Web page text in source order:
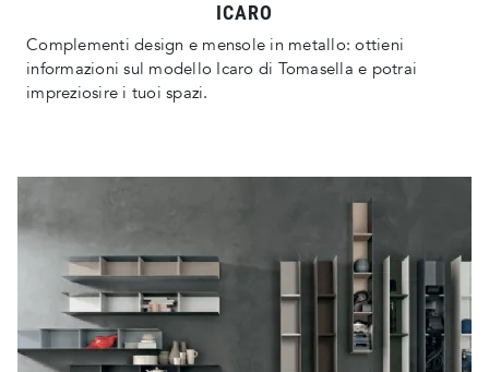
ICARO
Complementi design e mensole in metallo: ottieni
informazioni sul modello Icaro di Tomasella e potrai
impreziosire i tuoi spazi.